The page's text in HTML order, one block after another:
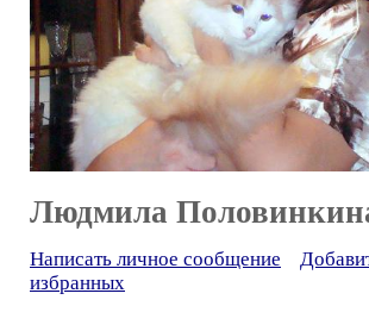
Людмила
Написать личное сообщение
избранных